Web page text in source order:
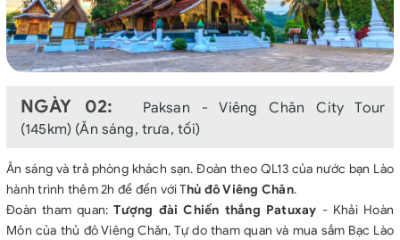
NGÀY 02:
Paksan - Viêng Chăn City Tour
(145km) (Ăn sáng, trưa, tối)
Ăn sáng và trả phòng khách sạn. Đoàn theo QL13 của nước bạn Lào
hành trình thêm 2h để đến với Thủ đô Viêng Chăn.
Đoàn tham quan:Tượng đài Chiến thắng Patuxay - Khải Hoàn
Môn của thủ đô Viêng Chăn, Tự do tham quan và mua sắm Bạc Lào